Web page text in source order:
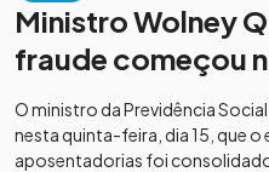
Ministro Wolney
fraude começou
O ministro da Previdência
nesta quinta-feira, dia 15, que o
aposentadorias foi